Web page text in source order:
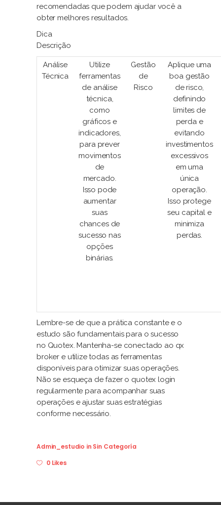
recomendadas que podem ajudar você a
obter melhores resultados.
Dica
Descrição
Análise
Técnica
Utilize
ferramentas
de análise
técnica,
como
gráficos e
indicadores,
para prever
movimentos
de
mercado.
Isso pode
aumentar
suas
chances de
sucesso nas
opções
binárias.
Gestão
de
Risco
Aplique uma
boa gestão
de risco,
definindo
limites de
perda e
evitando
investimentos
excessivos
em uma
única
operação.
Isso protege
seu capital e
minimiza
perdas.
Lembre-se de que a prática constante e o
estudo são fundamentais para o sucesso
no Quotex. Mantenha-se conectado ao qx
broker e utilize todas as ferramentas
disponíveis para otimizar suas operações.
Não se esqueça de fazer o quotex login
regularmente para acompanhar suas
operações e ajustar suas estratégias
conforme necessário.
Admin_estudio in Sin Categoría
0 Likes